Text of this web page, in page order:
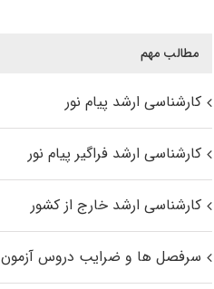
مطالب مهم
کارشناسی ارشد پیام نور
کارشناسی ارشد فراگیر پیام نور
کارشناسی ارشد خارج از کشور
سرفصل ها و ضرایب دروس آزمون